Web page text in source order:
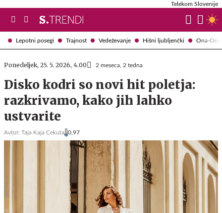
Lepotni posegi Trajnost Vedeževanje Hišni ljubljenčki Ona-
Telekom Slovenije
Ponedeljek, 25. 5. 2026, 4.00 2 meseca, 2 tedna
Disko kodri so novi hit poletja:
razkrivamo, kako jih lahko
ustvarite
Avtor: Taja Kaja Cekuta 0,97